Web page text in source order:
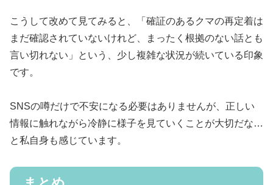
こうして改めて見てみると、「確証のあるクマの再定着は
まだ確認されていないけれど、まったく根拠のない話とも
言い切れない」という、少し複雑な状況が続いている印象
です。
SNSの噂だけで不安になる必要はありませんが、正しい
情報に触れながら冷静に様子を見ていくことが大切だな…
と私自身も感じています。